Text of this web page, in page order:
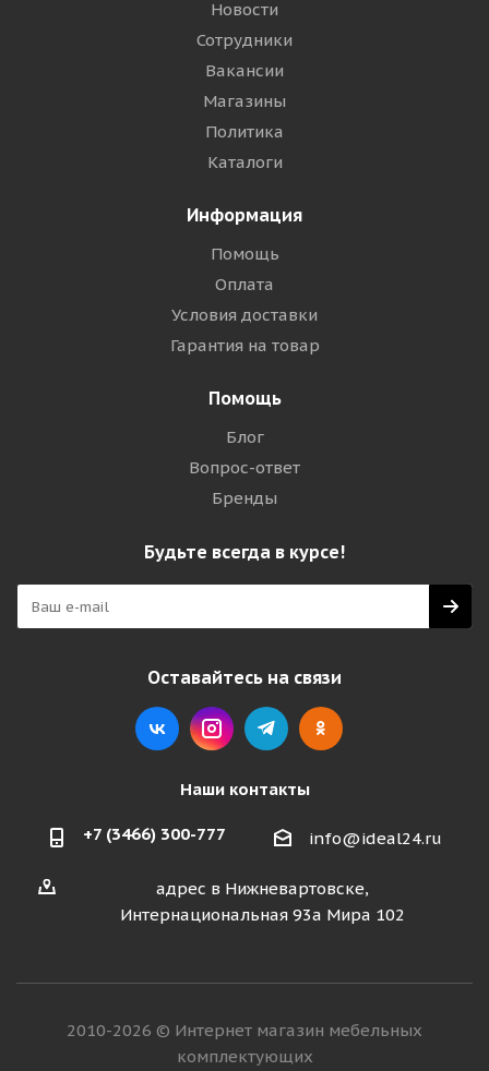
Новости
Сотрудники
Вакансии
Магазины
Политика
Каталоги
Информация
Помощь
Оплата
Условия доставки
Гарантия на товар
Помощь
Блог
Вопрос-ответ
Бренды
Будьте всегда в курсе!
Оставайтесь на связи
Наши контакты
+7 (3466) 300-777 info@ideal24.ru
адрес в Нижневартовске,
Интернациональная 93а Мира 102
2010-2026 © Интернет магазин мебельных
комплектующих